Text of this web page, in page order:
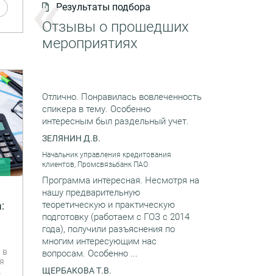
Результаты подбора
в
Отзывы о прошедших
мероприятиях
Отлично. Понравилась вовлеченность
спикера в тему. Особенно
интересным был раздельный учет.
ЗЕЛЯНИН Д.В.
Начальник управления кредитования
клиентов, Промсвязьбанк ПАО
Программа интересная. Несмотря на
нашу предварительную
теоретическую и практическую
подготовку (работаем с ГОЗ с 2014
года), получили разъяснения по
многим интересующим нас
вопросам. Особенно ...
ЩЕРБАКОВА Т.В.